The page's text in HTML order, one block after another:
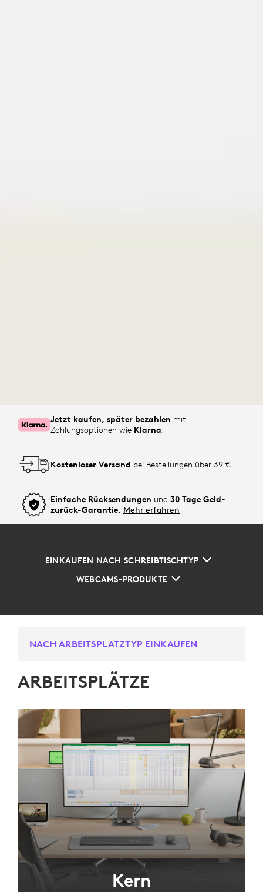
Jetzt kaufen, später bezahlen mit
Zahlungsoptionen wie Klarna
Kostenloser Versand bei Bestellungen über 39 €.
Einfache Rücksendungen und 30 Tage Geld-
zurück-Garantie. Mehr erfahren
EINKAUFEN NACH SCHREIBTISCHTYP
WEBCAMS-PRODUKTE
NACH ARBEITSPLATZTYP EINKAUFEN
ARBEITSPLÄTZE
Kern